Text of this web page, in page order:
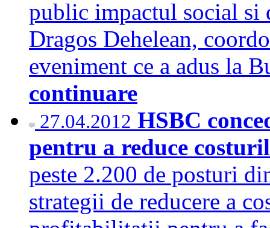
public impactul social si
Dragos Dehelean,
eveniment ce a adus la
continuare
27.04.2012 HSBC
pentru a reduce
peste 2.200 de posturi
strategii de reducere a